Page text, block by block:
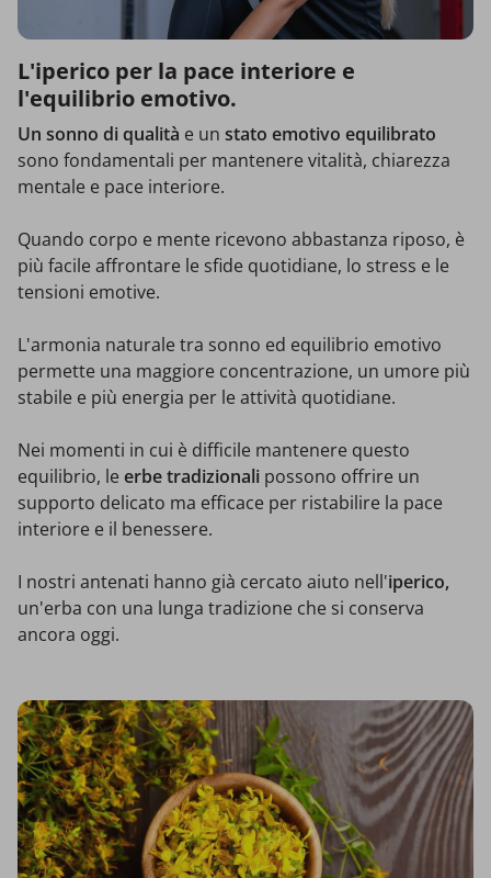
L'iperico per la pace interiore e
l'equilibrio emotivo.
Un sonno di qualità e un stato emotivo equilibrato
sono fondamentali per mantenere vitalità, chiarezza
mentale e pace interiore.
Quando corpo e mente ricevono abbastanza riposo, è
più facile affrontare le sfide quotidiane, lo stress e le
tensioni emotive.
L'armonia naturale tra sonno ed equilibrio emotivo
permette una maggiore concentrazione, un umore più
stabile e più energia per le attività quotidiane.
Nei momenti in cui è difficile mantenere questo
equilibrio, le erbe tradizionali possono offrire un
supporto delicato ma efficace per ristabilire la pace
interiore e il benessere.
I nostri antenati hanno già cercato aiuto nell'iperico,
un'erba con una lunga tradizione che si conserva
ancora oggi.